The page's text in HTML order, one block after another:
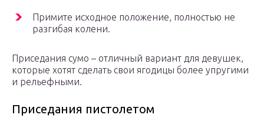
Примите исходное положение, полностью не
разгибая колени.
Приседания сумо – отличный вариант для девушек,
которые хотят сделать свои ягодицы более упругими
и рельефными.
Приседания пистолетом